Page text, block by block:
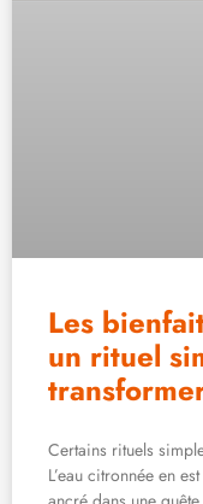
Les
un rituel
Certains rituels
L’eau citronnée en